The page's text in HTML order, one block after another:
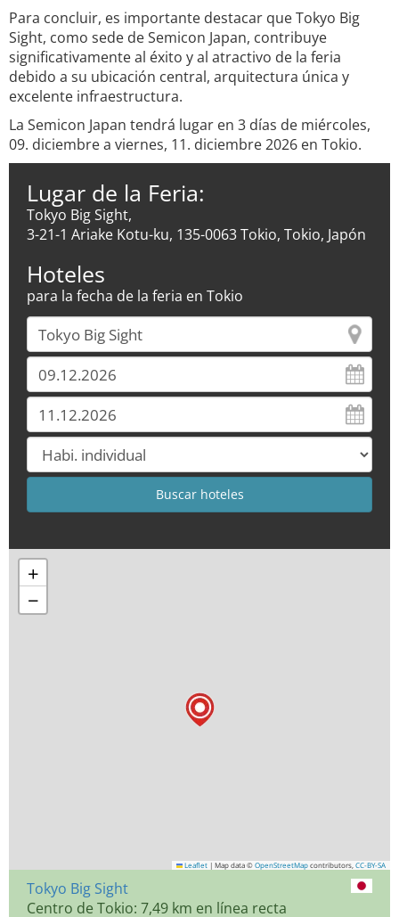
Para concluir, es importante destacar que Tokyo Big
Sight, como sede de Semicon Japan, contribuye
significativamente al éxito y al atractivo de la feria
debido a su ubicación central, arquitectura única y
excelente infraestructura.
La Semicon Japan tendrá lugar en 3 días de miércoles,
09. diciembre a viernes, 11. diciembre 2026 en Tokio.
Lugar de la Feria:
Tokyo Big Sight,
3-21-1 Ariake Kotu-ku, 135-0063 Tokio, Tokio, Japón
Hoteles
para la fecha de la feria en Tokio
+
−
Leaflet | Map data © OpenStreetMap contributors, CC-BY-SA
Tokyo Big Sight
Centro de Tokio: 7,49 km en línea recta